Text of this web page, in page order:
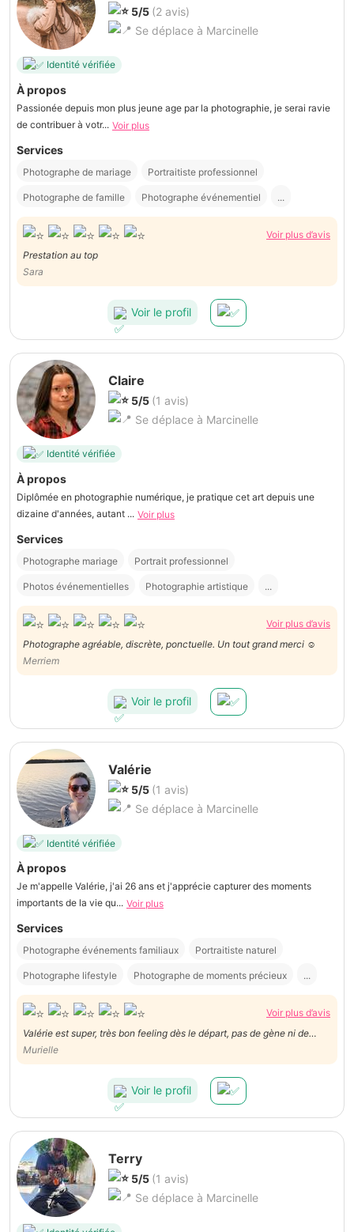
5/5 (2 avis)
Se déplace à Marcinelle
Identité vérifiée
À propos
Passionée depuis mon plus jeune age par la photographie, je serai ravie
de contribuer à votr... Voir plus
Services
Photographe de mariage Portraitiste professionnel
Photographe de famille Photographe événementiel ...
Voir plus d’avis
Prestation au top
Sara
Voir le profil
Claire
5/5 (1 avis)
Se déplace à Marcinelle
Identité vérifiée
À propos
Diplômée en photographie numérique, je pratique cet art depuis une
dizaine d'années, autant ... Voir plus
Services
Photographe mariage Portrait professionnel
Photos événementielles Photographie artistique ...
Voir plus d’avis
Photographe agréable, discrète, ponctuelle. Un tout grand merci ☺️
Merriem
Voir le profil
Valérie
5/5 (1 avis)
Se déplace à Marcinelle
Identité vérifiée
À propos
Je m'appelle Valérie, j'ai 26 ans et j'apprécie capturer des moments
importants de la vie qu... Voir plus
Services
Photographe événements familiaux Portraitiste naturel
Photographe lifestyle Photographe de moments précieux ...
Voir plus d’avis
Valérie est super, très bon feeling dès le départ, pas de gène ni de
timidité, elle fait de très belles photos dont j'ai pu voir un aperçu, j'ai
hâte de voir les autres , timide de nature, j'ai osé le maillot de bain!!! Le
Murielle
Voir le profil
Terry
5/5 (1 avis)
Se déplace à Marcinelle